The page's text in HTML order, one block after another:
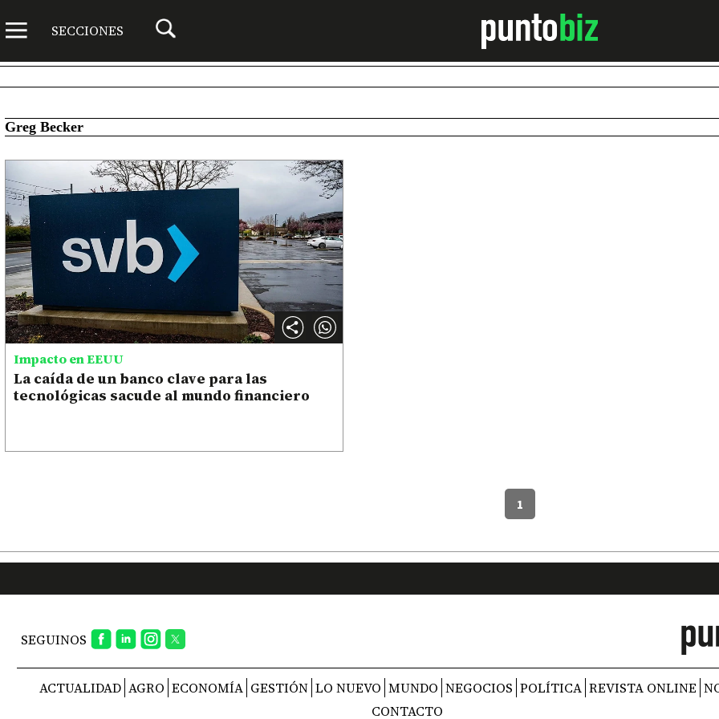
SECCIONES
Greg Becker
Impacto en EEUU
La caída de un banco clave para las
tecnológicas sacude al mundo financiero
1
SEGUINOS
ACTUALIDAD AGRO ECONOMÍA GESTIÓN LO NUEVO MUNDO NEGOCIOS POLÍTICA REVISTA ONLINE
CONTACTO